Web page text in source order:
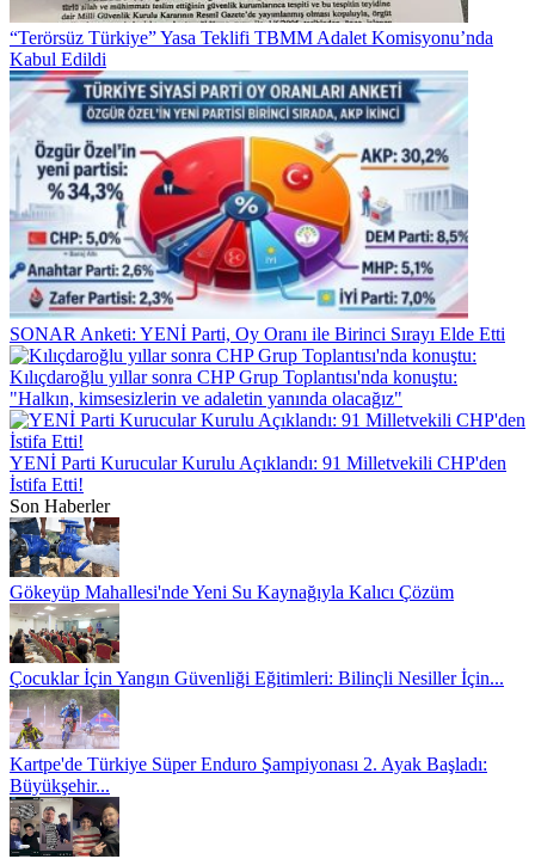
“Terörsüz Türkiye” Yasa Teklifi TBMM Adalet Komisyonu’nda
Kabul Edildi
SONAR Anketi: YENİ Parti, Oy Oranı ile Birinci Sırayı Elde Etti
Kılıçdaroğlu yıllar sonra CHP Grup Toplantısı'nda konuştu:
"Halkın, kimsesizlerin ve adaletin yanında olacağız"
YENİ Parti Kurucular Kurulu Açıklandı: 91 Milletvekili CHP'den
İstifa Etti!
Son Haberler
Gökeyüp Mahallesi'nde Yeni Su Kaynağıyla Kalıcı Çözüm
Çocuklar İçin Yangın Güvenliği Eğitimleri: Bilinçli Nesiller İçin...
Kartpe'de Türkiye Süper Enduro Şampiyonası 2. Ayak Başladı:
Büyükşehir...